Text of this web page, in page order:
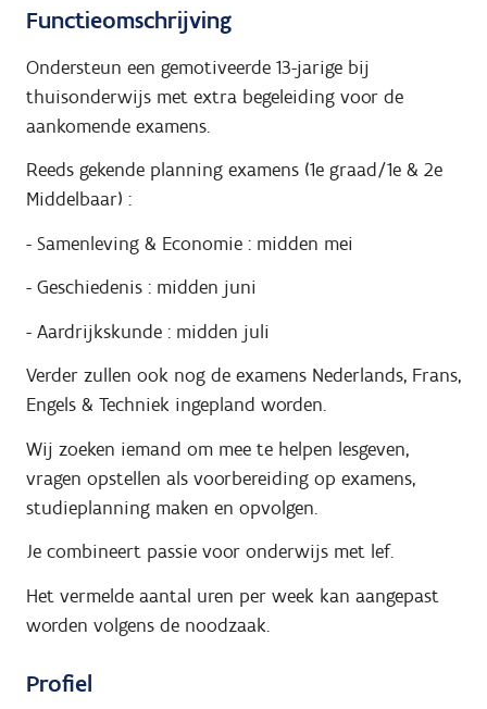
Functieomschrijving
Ondersteun een gemotiveerde 13-jarige bij
thuisonderwijs met extra begeleiding voor de
aankomende examens.
Reeds gekende planning examens (1e graad/1e & 2e
Middelbaar) :
- Samenleving & Economie : midden mei
- Geschiedenis : midden juni
- Aardrijkskunde : midden juli
Verder zullen ook nog de examens Nederlands, Frans,
Engels & Techniek ingepland worden.
Wij zoeken iemand om mee te helpen lesgeven,
vragen opstellen als voorbereiding op examens,
studieplanning maken en opvolgen.
Je combineert passie voor onderwijs met lef.
Het vermelde aantal uren per week kan aangepast
worden volgens de noodzaak.
Profiel